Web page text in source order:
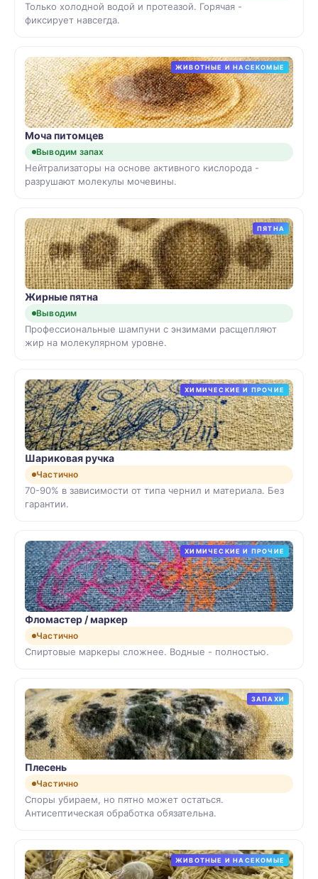
Только холодной водой и протеазой. Горячая -
фиксирует навсегда.
ЖИВОТНЫЕ И НАСЕКОМЫЕ
Моча питомцев
Выводим запах
Нейтрализаторы на основе активного кислорода -
разрушают молекулы мочевины.
ПЯТНА
Жирные пятна
Выводим
Профессиональные шампуни с энзимами расщепляют
жир на молекулярном уровне.
ХИМИЧЕСКИЕ И ПРОЧИЕ
Шариковая ручка
Частично
70-90% в зависимости от типа чернил и материала. Без
гарантии.
ХИМИЧЕСКИЕ И ПРОЧИЕ
Фломастер / маркер
Частично
Спиртовые маркеры сложнее. Водные - полностью.
ЗАПАХИ
Плесень
Частично
Споры убираем, но пятно может остаться.
Антисептическая обработка обязательна.
ЖИВОТНЫЕ И НАСЕКОМЫЕ